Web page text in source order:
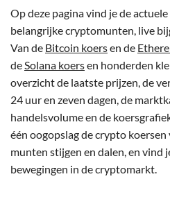
Op deze pagina vind je de
belangrijke cryptomunten, live
Van de Bitcoin koersen de
deSolana koersen honderden
overzicht de laatste prijzen, de
24 uur en zeven dagen, de
handelsvolume en de
één oogopslag de crypto koersen
munten stijgen en dalen, en vind
bewegingen in de cryptomarkt.